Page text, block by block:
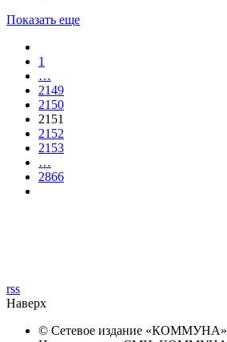
Показать еще
1
…
2149
2150
2151
2152
2153
…
2866
rss
Наверх
© Сетевое издание «КОММУНА»